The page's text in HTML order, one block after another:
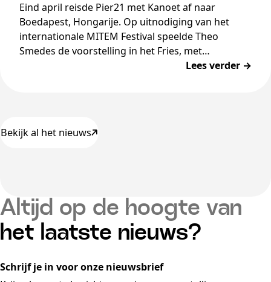
Eind april reisde Pier21 met Kanoet af naar
Boedapest, Hongarije. Op uitnodiging van het
internationale MITEM Festival speelde Theo
Smedes de voorstelling in het Fries, met
Hongaarse en Engelse boventiteling, in het…
Lees verder →
Bekijk al het nieuws
Altijd op de hoogte van
het laatste nieuws?
Schrijf je in voor onze nieuwsbrief